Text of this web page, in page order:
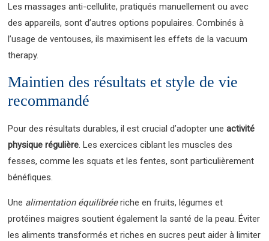
Les massages anti-cellulite, pratiqués manuellement ou avec
des appareils, sont d’autres options populaires. Combinés à
l’usage de ventouses, ils maximisent les effets de la vacuum
therapy.
Maintien des résultats et style de vie
recommandé
Pour des résultats durables, il est crucial d’adopter uneactivité
physique régulière. Les exercices ciblant les muscles des
fesses, comme les squats et les fentes, sont particulièrement
bénéfiques.
Une alimentation équilibréeriche en fruits, légumes et
protéines maigres soutient également la santé de la peau. Éviter
les aliments transformés et riches en sucres peut aider à limiter